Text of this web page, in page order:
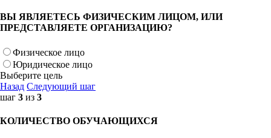
ВЫ ЯВЛЯЕТЕСЬ ФИЗИЧЕСКИМ ЛИЦОМ, ИЛИ
ПРЕДСТАВЛЯЕТЕ ОРГАНИЗАЦИЮ?
Физическое лицо
Юридическое лицо
Выберите цель
Назад Следующий шаг
шаг 3 из 3
КОЛИЧЕСТВО ОБУЧАЮЩИХСЯ